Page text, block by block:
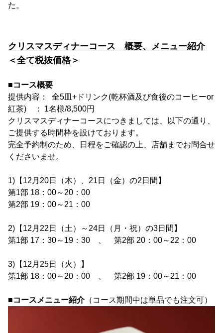
た。
クリスマスディナーコース 概要、メニュー紹介
＜全て税抜価格＞
■コース概要
提供内容： 全5皿+ドリンク(乾杯酒及び食後のコーヒーor
紅茶) ： 1名様/8,500円
クリスマスディナーコースにつきましては、以下の通り、
ご提供する時間枠を設けております。
完全予約制のため、日程をご確認の上、店舗までお問合せ
くださいませ。
1)【12月20日（木）、21日（金）の2日間】
第1部 18：00～20：00
第2部 19：00～21：00
2)【12月22日（土）～24日（月・祝）の3日間】
第1部 17：30～19：30 、 第2部 20：00～22：00
3)【12月25日（火）】
第1部 18：00～20：00 、 第2部 19：00～21：00
■コースメニュー紹介（コース期間中は単品でも注文可）